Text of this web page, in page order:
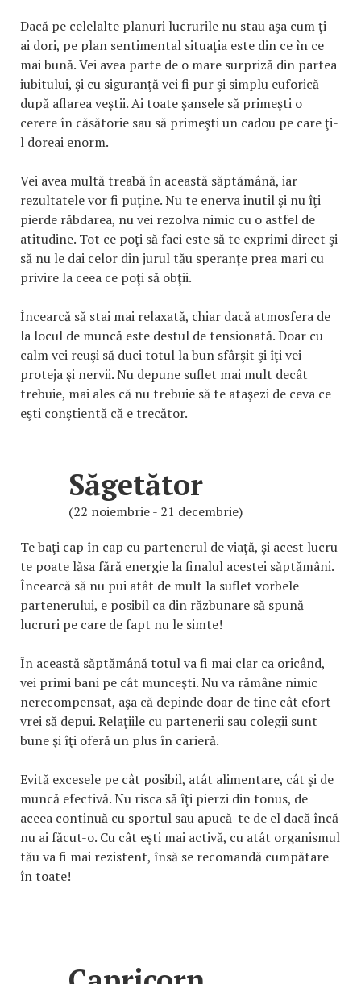
Dacă pe celelalte planuri lucrurile nu stau aşa cum ţi-
ai dori, pe plan sentimental situaţia este din ce în ce
mai bună. Vei avea parte de o mare surpriză din partea
iubitului, şi cu siguranţă vei fi pur şi simplu euforică
după aflarea veştii. Ai toate şansele să primeşti o
cerere în căsătorie sau să primeşti un cadou pe care ţi-
l doreai enorm.
Vei avea multă treabă în această săptămână, iar
rezultatele vor fi puţine. Nu te enerva inutil şi nu îţi
pierde răbdarea, nu vei rezolva nimic cu o astfel de
atitudine. Tot ce poţi să faci este să te exprimi direct şi
să nu le dai celor din jurul tău speranţe prea mari cu
privire la ceea ce poţi să obţii.
Încearcă să stai mai relaxată, chiar dacă atmosfera de
la locul de muncă este destul de tensionată. Doar cu
calm vei reuşi să duci totul la bun sfârşit şi îţi vei
proteja şi nervii. Nu depune suflet mai mult decât
trebuie, mai ales că nu trebuie să te ataşezi de ceva ce
eşti conştientă că e trecător.
Săgetător
(22 noiembrie - 21 decembrie)
Te baţi cap în cap cu partenerul de viaţă, şi acest lucru
te poate lăsa fără energie la finalul acestei săptămâni.
Încearcă să nu pui atât de mult la suflet vorbele
partenerului, e posibil ca din răzbunare să spună
lucruri pe care de fapt nu le simte!
În această săptămână totul va fi mai clar ca oricând,
vei primi bani pe cât munceşti. Nu va rămâne nimic
nerecompensat, aşa că depinde doar de tine cât efort
vrei să depui. Relaţiile cu partenerii sau colegii sunt
bune şi îţi oferă un plus în carieră.
Evită excesele pe cât posibil, atât alimentare, cât şi de
muncă efectivă. Nu risca să îţi pierzi din tonus, de
aceea continuă cu sportul sau apucă-te de el dacă încă
nu ai făcut-o. Cu cât eşti mai activă, cu atât organismul
tău va fi mai rezistent, însă se recomandă cumpătare
în toate!